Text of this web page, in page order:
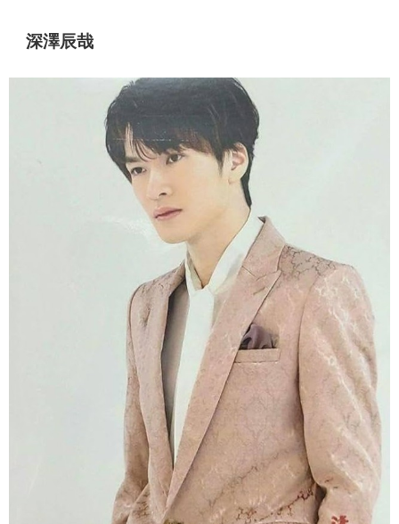
深澤辰哉